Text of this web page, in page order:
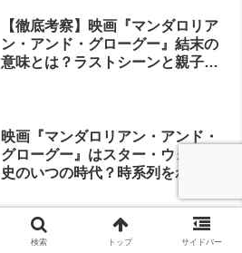
【徹底考察】映画『マンダロリア
ン・アンド・グローグー』結末の
意味とは？ラストシーンと親子の
映画『マンダロリアン・アンド・
グローグー』はスター・ウォーズ
史のいつの時代？時系列をわかり
【賛否両論】映画『マンダロリア
検索 トップ サイドバー